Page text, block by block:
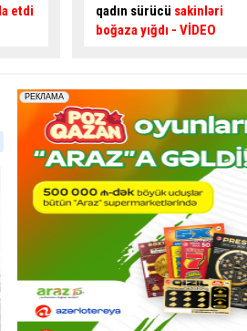
edən gənc sürücüdən
təhlükəli hərəkətlər- VİDEO